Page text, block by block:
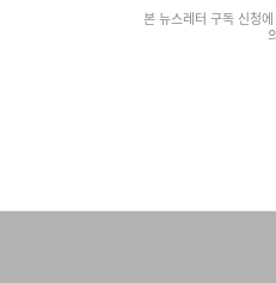
출시
본 뉴스레터 구독 신청